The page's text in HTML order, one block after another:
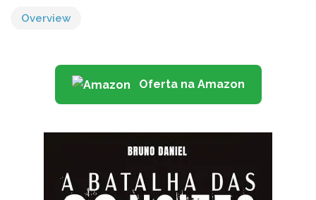
Overview
Oferta na Amazon